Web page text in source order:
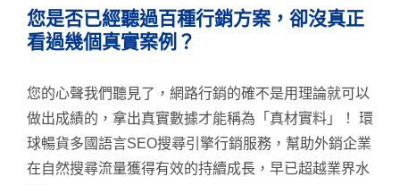
您是否已經聽過百種行銷方案，卻沒真正
看過幾個真實案例？
您的心聲我們聽見了，網路行銷的確不是用理論就可以
做出成績的，拿出真實數據才能稱為「真材實料」！ 環
球暢貨多國語言SEO搜尋引擎行銷服務，幫助外銷企業
在自然搜尋流量獲得有效的持續成長，早已超越業界水